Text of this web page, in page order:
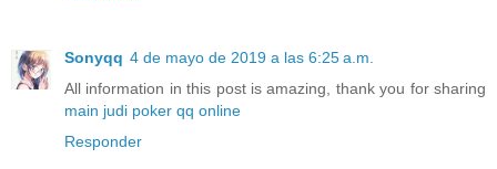
Sonyqq 4 de mayo de 2019 a las 6:25 a.m.
All information in this post is amazing, thank you for sharing
main judi poker qq online
Responder